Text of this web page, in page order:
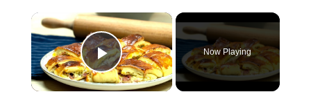
×
Play Video
Now Playing